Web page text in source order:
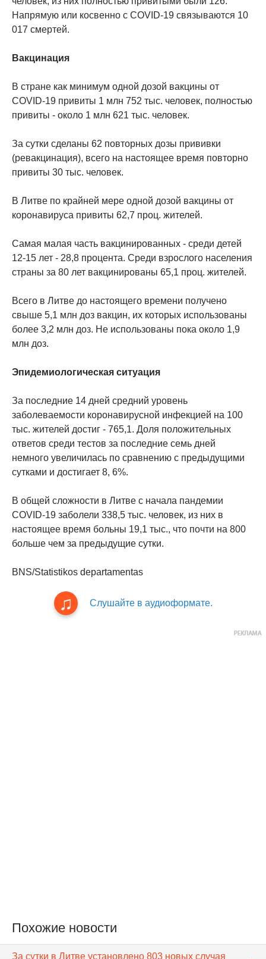
Напрямую или косвенно с COVID-19 связываются 10
017 смертей.
Вакцинация
В стране как минимум одной дозой вакцины от
COVID-19 привиты 1 млн 752 тыс. человек, полностью
привиты - около 1 млн 621 тыс. человек.
За сутки сделаны 62 повторных дозы прививки
(ревакцинация), всего на настоящее время повторно
привиты 30 тыс. человек.
В Литве по крайней мере одной дозой вакцины от
коронавируса привиты 62,7 проц. жителей.
Самая малая часть вакцинированных - среди детей
12-15 лет - 28,8 процента. Среди взрослого населения
страны за 80 лет вакцинированы 65,1 проц. жителей.
Всего в Литве до настоящего времени получено
свыше 5,1 млн доз вакцин, их которых использованы
более 3,2 млн доз. Не использованы пока около 1,9
млн доз.
Эпидемиологическая ситуация
За последние 14 дней средний уровень
заболеваемости коронавирусной инфекцией на 100
тыс. жителей достиг - 765,1. Доля положительных
ответов среди тестов за последние семь дней
немного увеличилась по сравнению с предыдущими
сутками и достигает 8, 6%.
В общей сложности в Литве с начала пандемии
COVID-19 заболели 338,5 тыс. человек, из них в
настоящее время больны 19,1 тыс., что почти на 800
больше чем за предыдущие сутки.
BNS/Statistikos departamentas
Слушайте в аудиоформате.
Похожие новости
За сутки в Литве установлено 803 новых случая